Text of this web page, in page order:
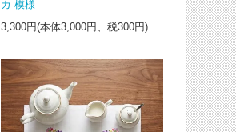
カ 模様
3,300円(本体3,000円、税300円)